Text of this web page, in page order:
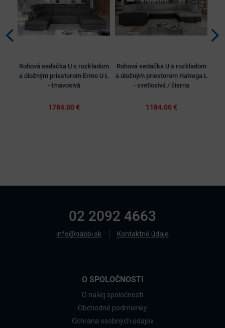
Rohová sedačka U s rozkladom
a úložným priestorom Ermo U L
- tmavosivá
1784.00 €
Rohová sedačka U s rozkladom
a úložným priestorom Halvega L
- svetlosivá / čierna
1184.00 €
02 2092 4663
info@nabbi.sk Kontaktné údaje
O SPOLOČNOSTI
O našej spoločnosti
Obchodné podmienky
Ochrana osobných údajov